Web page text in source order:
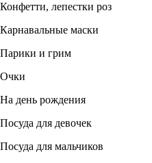
Конфетти, лепестки роз
Карнавальные маски
Парики и грим
Очки
На день рождения
Посуда для девочек
Посуда для мальчиков